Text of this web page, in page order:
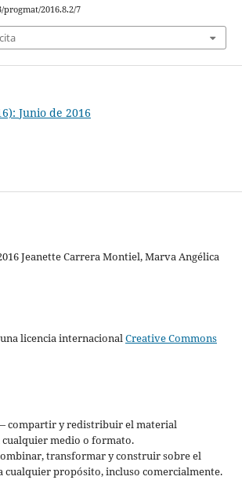
2016.8.2/7
Junio de 2016
Jeanette Carrera Montiel, Marva Angélica
licencia internacionalCreative Commons
compartir y redistribuir el material
medio o formato.
transformar y construir sobre el
cualquier propósito, incluso comercialmente.